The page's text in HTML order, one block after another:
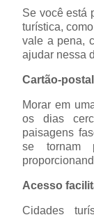
Se você está
turística,
vale a pena,
ajudar nessa
Cartão-
Morar em
os dias
paisagens
se tornam
Acesso
Cidades